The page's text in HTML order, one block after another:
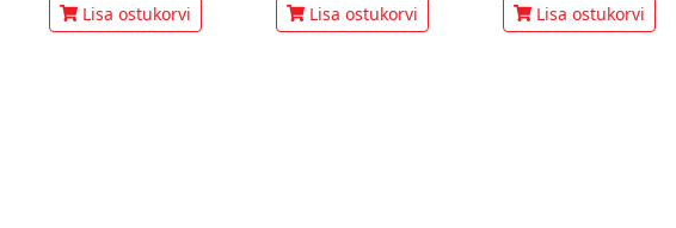
Lisa ostukorvi Lisa ostukorvi Lisa ostukorvi